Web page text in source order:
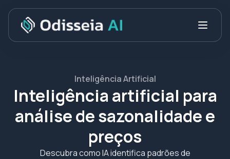
Inteligência Artificial
Inteligência artificial para
análise de sazonalidade e
preços
Descubra como IA identifica padrões de